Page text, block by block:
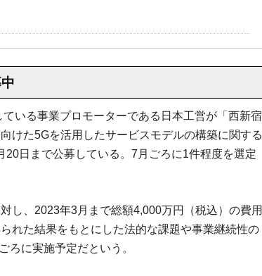
いる事業プロモーターである日本工営が「西新宿
けた5Gを活用したサービスモデルの構築に関する
日まで公募している。7月ごろに1件程度を選定
し、2023年3月まで総額4,000万円（税込）の費用
れた結果をもとにした法的な課題や事業継続性の
ろに実施予定だという。